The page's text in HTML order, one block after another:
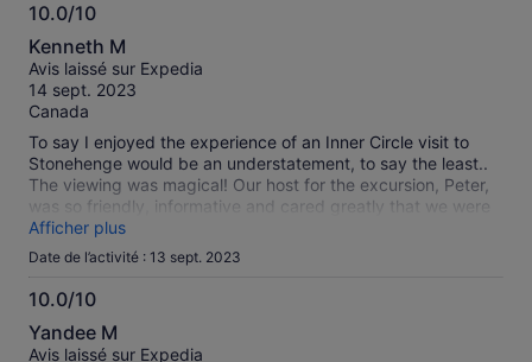
10.0/10
10.0
sur
10
Kenneth M
Avis laissé sur Expedia
14 sept. 2023
Canada
To say I enjoyed the experience of an Inner Circle visit to
Stonehenge would be an understatement, to say the least..
The viewing was magical! Our host for the excursion, Peter,
was so friendly, informative and cared greatly that we were
getting all we could from the experience. Our host at the
Stonehenge Visitors Centre was also very helpful and she
was able to answer several questions I had personally about
the site. I and I know many of and if not every single other
person on the tour, enjoyed the experience of visiting
Stonehenge. The site is very well kept and it is obvious that
the area is taken care of very well. I would love to return
Afficher plus
Date de l’activité : 13 sept. 2023
10.0/10
10.0
sur
Yandee M
Avis laissé sur Expedia